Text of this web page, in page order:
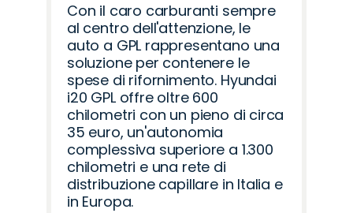
Con il caro carburanti sempre
al centro dell'attenzione, le
auto a GPL rappresentano una
soluzione per contenere le
spese di rifornimento. Hyundai
i20 GPL offre oltre 600
chilometri con un pieno di circa
35 euro, un'autonomia
complessiva superiore a 1.300
chilometri e una rete di
distribuzione capillare in Italia e
in Europa.